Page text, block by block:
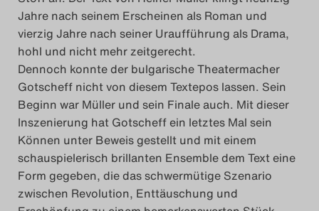
Jahre nach seinem Erscheinen als Roman und
vierzig Jahre nach seiner Uraufführung als Drama,
hohl und nicht mehr zeitgerecht.
Dennoch konnte der bulgarische Theatermacher
Gotscheff nicht von diesem Textepos lassen. Sein
Beginn war Müller und sein Finale auch. Mit dieser
Inszenierung hat Gotscheff ein letztes Mal sein
Können unter Beweis gestellt und mit einem
schauspielerisch brillanten Ensemble dem Text eine
Form gegeben, die das schwermütige Szenario
zwischen Revolution, Enttäuschung und